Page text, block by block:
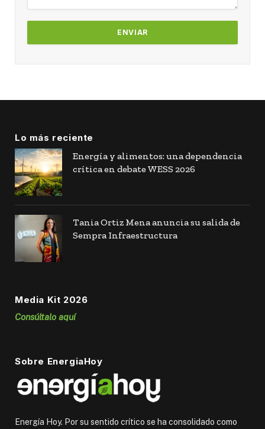
Lo más reciente
Energía y alimentos: una dependencia
crítica en debate WESS 2026
Tania Ortiz Mena anuncia su salida de
Sempra Infraestructura
Media Kit 2026
Consúltalo aquí
Sobre EnergiaHoy
Energía Hoy. Por su sentido crítico se ha consolidado como